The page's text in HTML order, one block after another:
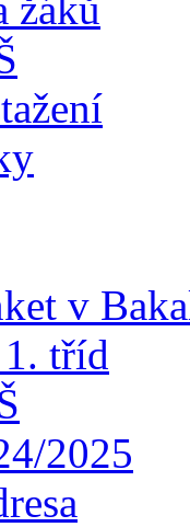
v
tříd
2025